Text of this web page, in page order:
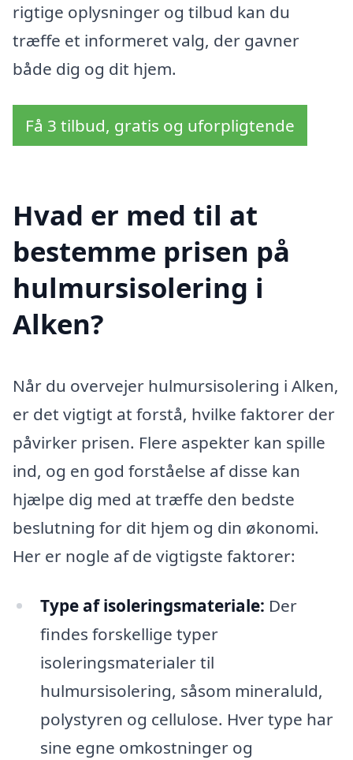
rigtige oplysninger og tilbud kan du
træffe et informeret valg, der gavner
både dig og dit hjem.
Få 3 tilbud, gratis og uforpligtende
Hvad er med til at
bestemme prisen på
hulmursisolering i
Alken?
Når du overvejer hulmursisolering i Alken,
er det vigtigt at forstå, hvilke faktorer der
påvirker prisen. Flere aspekter kan spille
ind, og en god forståelse af disse kan
hjælpe dig med at træffe den bedste
beslutning for dit hjem og din økonomi.
Her er nogle af de vigtigste faktorer:
Type af isoleringsmateriale: Der
findes forskellige typer
isoleringsmaterialer til
hulmursisolering, såsom mineraluld,
polystyren og cellulose. Hver type har
sine egne omkostninger og